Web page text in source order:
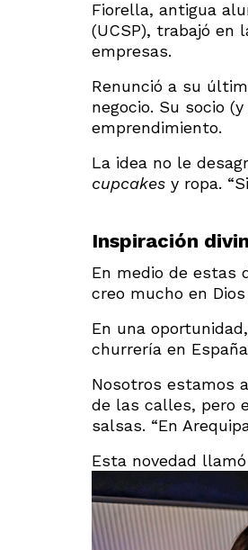
Fiorella, antigua
(UCSP), trabajó en
empresas.
Renunció a su
negocio. Su socio
emprendimiento.
La idea no le
cupcakes y ropa.
Inspiración
En medio de estas
creo mucho en
En una
churrería en
Nosotros estamos
de las calles, pero
salsas. “En
Esta novedad